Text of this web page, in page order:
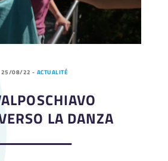
25/08/22 - ACTUALITÉ
LA DANZA